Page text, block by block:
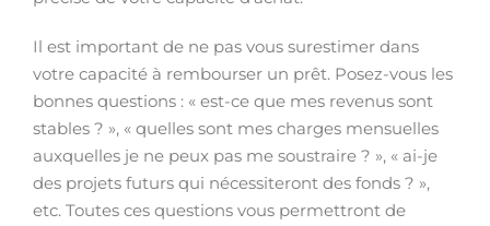
Il est important de ne pas vous surestimer dans
votre capacité à rembourser un prêt. Posez-vous les
bonnes questions : « est-ce que mes revenus sont
stables ? », « quelles sont mes charges mensuelles
auxquelles je ne peux pas me soustraire ? », « ai-je
des projets futurs qui nécessiteront des fonds ? »,
etc. Toutes ces questions vous permettront de